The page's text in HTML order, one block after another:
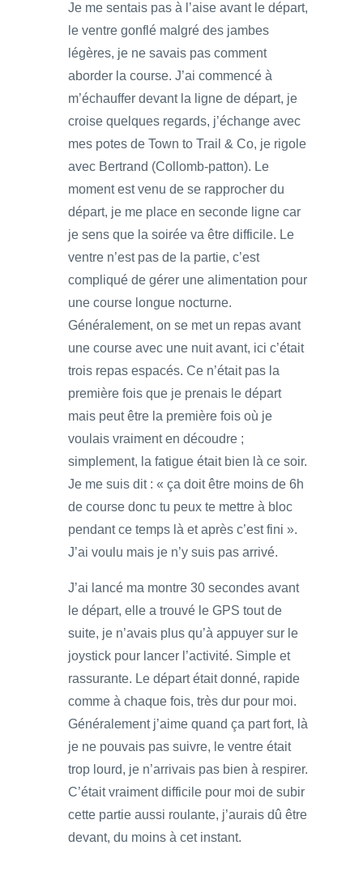
Je me sentais pas à l’aise avant le départ,
le ventre gonflé malgré des jambes
légères, je ne savais pas comment
aborder la course. J’ai commencé à
m’échauffer devant la ligne de départ, je
croise quelques regards, j’échange avec
mes potes de Town to Trail & Co, je rigole
avec Bertrand (Collomb-patton). Le
moment est venu de se rapprocher du
départ, je me place en seconde ligne car
je sens que la soirée va être difficile. Le
ventre n’est pas de la partie, c’est
compliqué de gérer une alimentation pour
une course longue nocturne.
Généralement, on se met un repas avant
une course avec une nuit avant, ici c’était
trois repas espacés. Ce n’était pas la
première fois que je prenais le départ
mais peut être la première fois où je
voulais vraiment en découdre ;
simplement, la fatigue était bien là ce soir.
Je me suis dit : « ça doit être moins de 6h
de course donc tu peux te mettre à bloc
pendant ce temps là et après c’est fini ».
J’ai voulu mais je n’y suis pas arrivé.
J’ai lancé ma montre 30 secondes avant
le départ, elle a trouvé le GPS tout de
suite, je n’avais plus qu’à appuyer sur le
joystick pour lancer l’activité. Simple et
rassurante. Le départ était donné, rapide
comme à chaque fois, très dur pour moi.
Généralement j’aime quand ça part fort, là
je ne pouvais pas suivre, le ventre était
trop lourd, je n’arrivais pas bien à respirer.
C’était vraiment difficile pour moi de subir
cette partie aussi roulante, j’aurais dû être
devant, du moins à cet instant.